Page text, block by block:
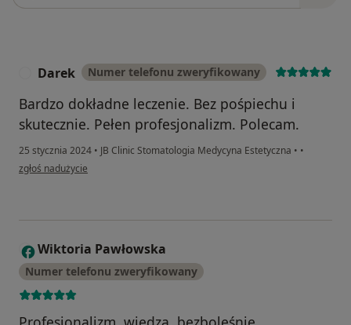
Darek Numer telefonu zweryfikowany
Bardzo dokładne leczenie. Bez pośpiechu i
skutecznie. Pełen profesjonalizm. Polecam.
25 stycznia 2024 • JB Clinic Stomatologia Medycyna Estetyczna • •
w opinii użytkownika Darek
zgłoś nadużycie
W Wiktoria Pawłowska
Numer telefonu zweryfikowany